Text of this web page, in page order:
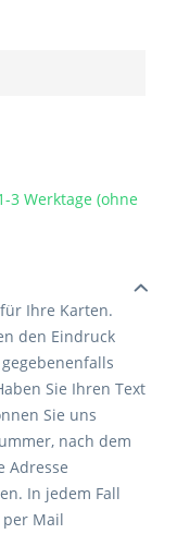
3 Werktage (ohne
Ihre Karten.
den Eindruck
Sie Ihren Text
Sie uns
nach dem
Adresse
In jedem Fall
per Mail